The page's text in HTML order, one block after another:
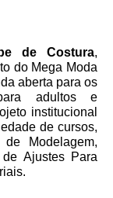
de Costura,
do Mega Moda
aberta para os
adultos e
institucional
de cursos,
Modelagem,
Ajustes Para